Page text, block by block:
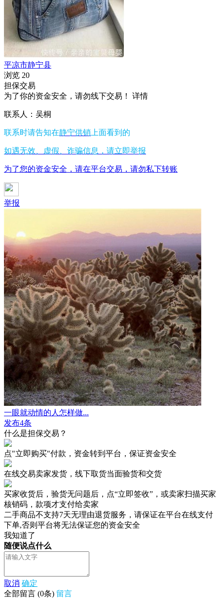
平凉市静宁县
浏览 20
担保交易
为了你的资金安全，请勿线下交易！
详情
联系人：吴桐
联系时请告知在静宁供销 上面看到的
如遇无效、虚假、诈骗信息，请立即举报
为了您的资金安全，请在平台交易，请勿私下转账
举报
一眼就动情的人怎样做...
发布4条
什么是担保交易？
点"立即购买"付款，资金转到平台，保证资金安全
在线交易卖家发货，线下取货当面验货和交货
买家收货后，验货无问题后，点“立即签收”，或卖家扫描买家
核销码，款项才支付给卖家
二手商品不支持7天无理由退货服务，请保证在平台在线支付
下单,否则平台将无法保证您的资金安全
我知道了
随便说点什么
取消 确定
全部留言 (0条) 留言